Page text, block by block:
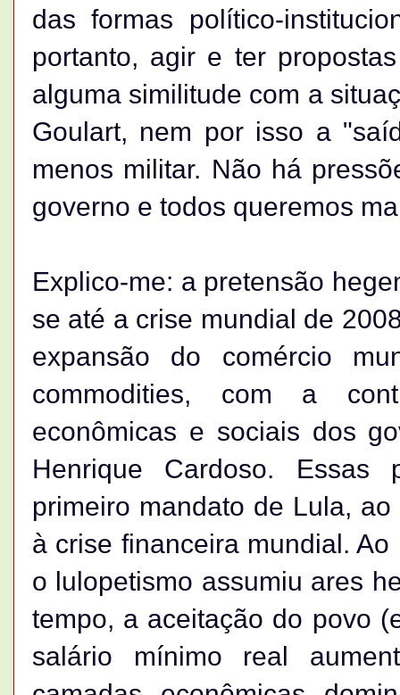
das formas político-
portanto, agir e ter
alguma similitude com a
Goulart, nem por isso a
menos militar. Não há
governo e todos queremos
Explico-me: a pretensão
se até a crise mundial de
expansão do comércio
commodities, com a
econômicas e sociais dos
Henrique Cardoso. Essas
primeiro mandato de Lula,
à crise financeira mundial.
o lulopetismo assumiu ares
tempo, a aceitação do povo
salário mínimo real